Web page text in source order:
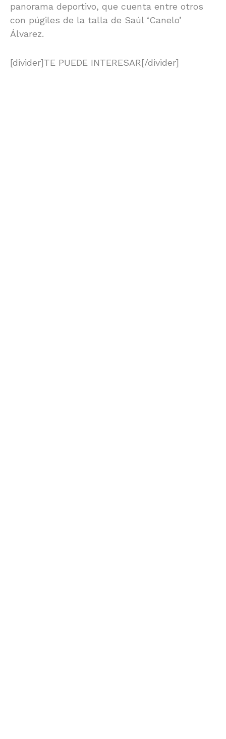
panorama deportivo, que cuenta entre otros
con púgiles de la talla de Saúl ‘Canelo’
Álvarez.
[divider]TE PUEDE INTERESAR[/divider]